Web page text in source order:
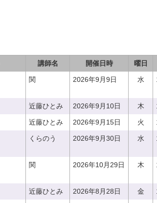
講師名 開催日時 曜日
関 2026年9月9日 水
近藤ひとみ 2026年9月10日 木
近藤ひとみ 2026年9月15日 火
くらのう 2026年9月30日 水
関 2026年10月29日 木
近藤ひとみ 2026年8月28日 金